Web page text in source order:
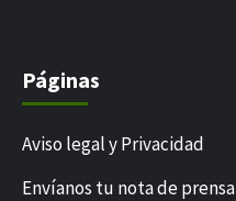
Páginas
Aviso legal y Privacidad
Envíanos tu nota de prensa